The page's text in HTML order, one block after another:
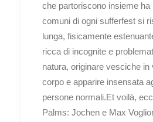
che partoriscono insieme
comuni di ogni sufferfest si
lunga, fisicamente
ricca di incognite e
natura, originare vesciche in
corpo e apparire insensata
persone normali.Et voilà,
Palms: Jochen e Max